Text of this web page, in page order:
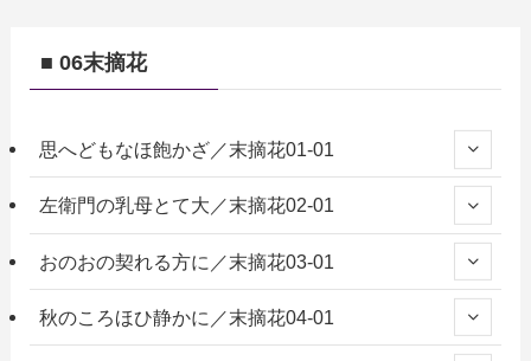
■ 06末摘花
思へどもなほ飽かざ／末摘花01-01
左衛門の乳母とて大／末摘花02-01
おのおの契れる方に／末摘花03-01
秋のころほひ静かに／末摘花04-01